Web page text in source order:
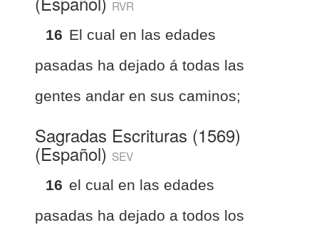
RVR
16 El cual en las edades
pasadas ha dejado á todas las
gentes andar en sus caminos;
Sagradas Escrituras (1569)
(Español) SEV
16 el cual en las edades
pasadas ha dejado a todos los